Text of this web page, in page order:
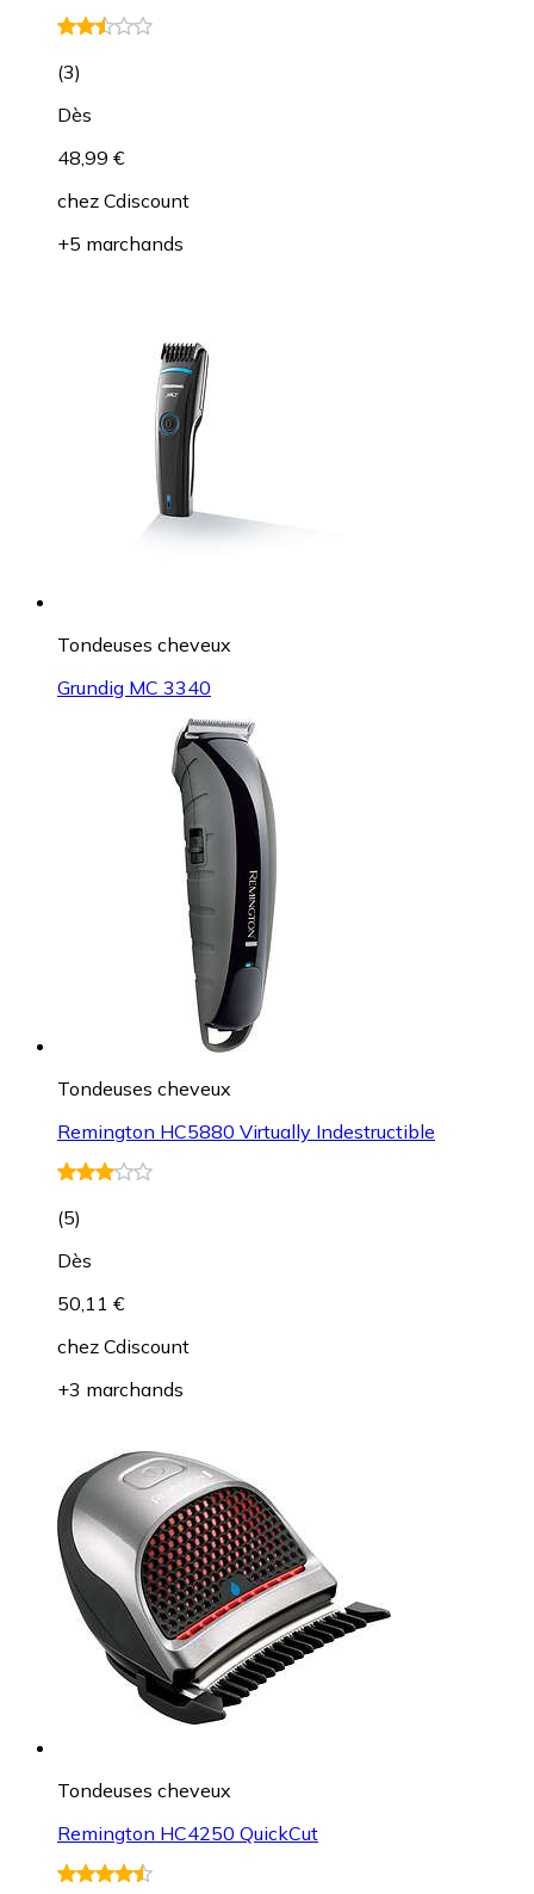
(3)
Dès
48,99 €
chez Cdiscount
+5 marchands
Tondeuses cheveux
Grundig MC 3340
Tondeuses cheveux
Remington HC5880 Virtually Indestructible
(5)
Dès
50,11 €
chez Cdiscount
+3 marchands
Tondeuses cheveux
Remington HC4250 QuickCut